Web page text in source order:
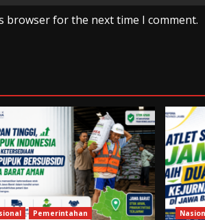
browser for the next time I comment.
Pemerintahan